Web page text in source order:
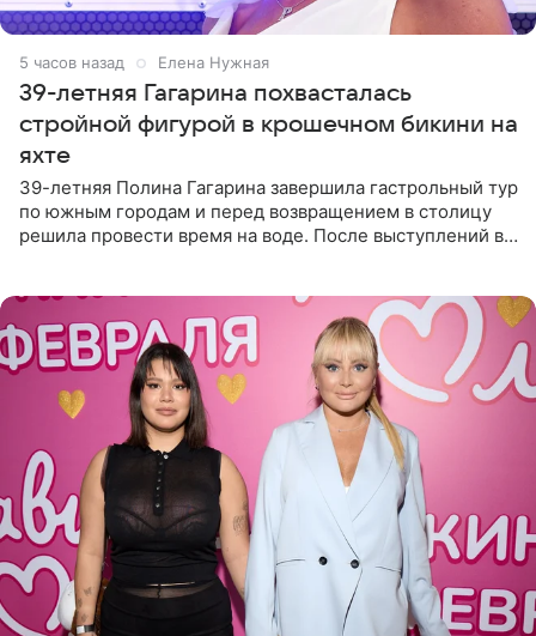
5 часов назад Елена Нужная
39-летняя Гагарина похвасталась
стройной фигурой в крошечном бикини на
яхте
39-летняя Полина Гагарина завершила гастрольный тур
по южным городам и перед возвращением в столицу
решила провести время на воде. После выступлений в